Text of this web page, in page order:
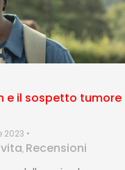
e il sospetto tumore
2023 •
, Recensioni